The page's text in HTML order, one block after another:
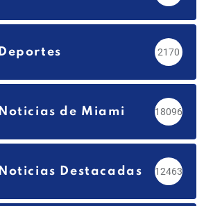
Deportes 2170
Noticias de Miami 18096
Noticias Destacadas 12463